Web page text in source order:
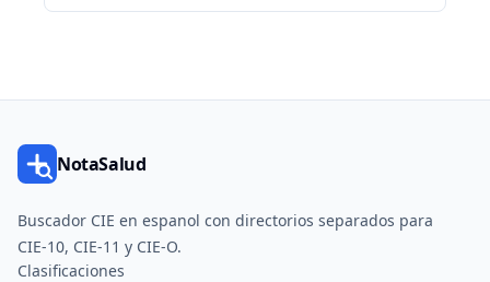
NotaSalud
Buscador CIE en espanol con directorios separados para
CIE-10, CIE-11 y CIE-O.
Clasificaciones